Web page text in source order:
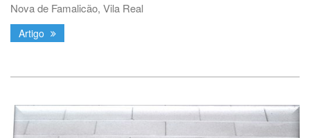
Nova de Famalicão, Vila Real
Artigo